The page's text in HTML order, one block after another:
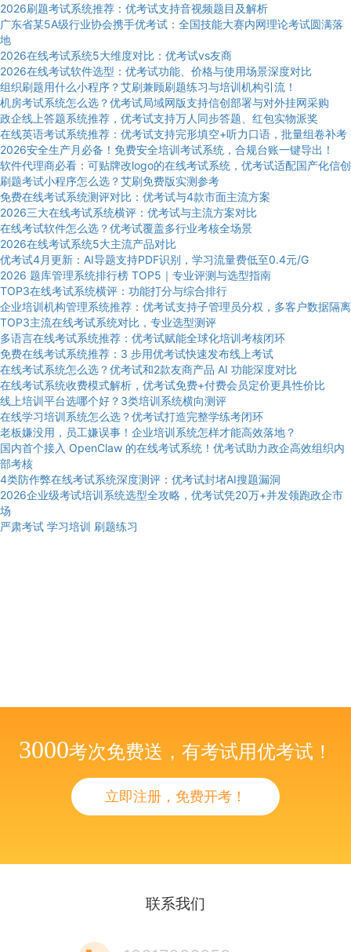
2026刷题考试系统推荐：优考试支持音视频题目及解析
广东省某5A级行业协会携手优考试：全国技能大赛内网理论考试圆满落
地
2026在线考试系统5大维度对比：优考试vs友商
2026在线考试软件选型：优考试功能、价格与使用场景深度对比
组织刷题用什么小程序？艾刷兼顾刷题练习与培训机构引流！
机房考试系统怎么选？优考试局域网版支持信创部署与对外挂网采购
政企线上答题系统推荐，优考试支持万人同步答题、红包实物派奖
在线英语考试系统推荐：优考试支持完形填空+听力口语，批量组卷补考
2026安全生产月必备！免费安全培训考试系统，合规台账一键导出！
软件代理商必看：可贴牌改logo的在线考试系统，优考试适配国产化信创
刷题考试小程序怎么选？艾刷免费版实测参考
免费在线考试系统测评对比：优考试与4款市面主流方案
2026三大在线考试系统横评：优考试与主流方案对比
在线考试软件怎么选？优考试覆盖多行业考核全场景
2026在线考试系统5大主流产品对比
优考试4月更新：AI导题支持PDF识别，学习流量费低至0.4元/G
2026 题库管理系统排行榜 TOP5｜专业评测与选型指南
TOP3在线考试系统横评：功能打分与综合排行
企业培训机构管理系统推荐：优考试支持子管理员分权，多客户数据隔离
TOP3主流在线考试系统对比，专业选型测评
多语言在线考试系统推荐：优考试赋能全球化培训考核闭环
免费在线考试系统推荐：3 步用优考试快速发布线上考试
在线考试系统怎么选？优考试和2款友商产品 AI 功能深度对比
在线考试系统收费模式解析，优考试免费+付费会员定价更具性价比
线上培训平台选哪个好？3类培训系统横向测评
在线学习培训系统怎么选？优考试打造完整学练考闭环
老板嫌没用，员工嫌误事！企业培训系统怎样才能高效落地？
国内首个接入 OpenClaw 的在线考试系统！优考试助力政企高效组织内
部考核
4类防作弊在线考试系统深度测评：优考试封堵AI搜题漏洞
2026企业级考试培训系统选型全攻略，优考试凭20万+并发领跑政企市
场
严肃考试 学习培训 刷题练习
3000考次免费送，有考试用优考试！
立即注册，免费开考！
联系我们